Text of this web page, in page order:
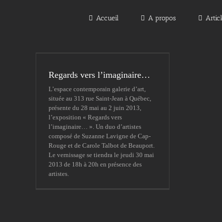
Accueil A propos
Regards vers l’imaginaire…
L’espace contemporain galerie d’art,
située au 313 rue Saint-Jean à Québec,
présente du 28 mai au 2 juin 2013,
l’exposition « Regards vers
l’imaginaire… ». Un duo d’artistes
composé de Suzanne Lavigne de Cap-
Rouge et de Carole Talbot de Beauport.
Le vernissage se tiendra le jeudi 30 mai
2013 de 18h à 20h en présence des
artistes.